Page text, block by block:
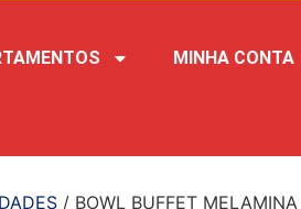
MINHA CONTA
/ BOWL BUFFET